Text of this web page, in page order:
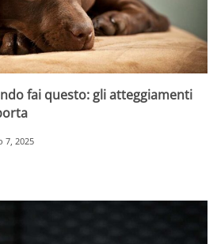
fai questo: gli atteggiamenti
7, 2025